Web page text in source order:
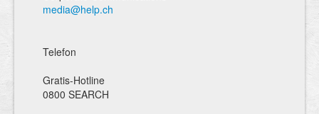
media@help.ch
Telefon
Gratis-Hotline
0800 SEARCH